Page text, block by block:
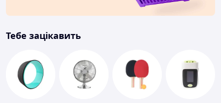
Тебе зацікавить